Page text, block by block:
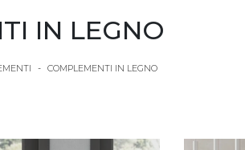
IN LEGNO
- COMPLEMENTI IN LEGNO